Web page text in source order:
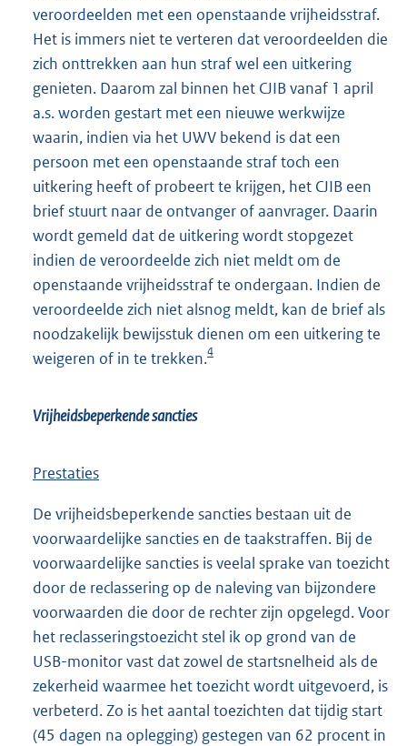
veroordeelden met een openstaande vrijheidsstraf.
Het is immers niet te verteren dat veroordeelden die
zich onttrekken aan hun straf wel een uitkering
genieten. Daarom zal binnen het CJIB vanaf 1 april
a.s. worden gestart met een nieuwe werkwijze
waarin, indien via het UWV bekend is dat een
persoon met een openstaande straf toch een
uitkering heeft of probeert te krijgen, het CJIB een
brief stuurt naar de ontvanger of aanvrager. Daarin
wordt gemeld dat de uitkering wordt stopgezet
indien de veroordeelde zich niet meldt om de
openstaande vrijheidsstraf te ondergaan. Indien de
veroordeelde zich niet alsnog meldt, kan de brief als
noodzakelijk bewijsstuk dienen om een uitkering te
weigeren of in te trekken.4
Vrijheidsbeperkende sancties
Prestaties
De vrijheidsbeperkende sancties bestaan uit de
voorwaardelijke sancties en de taakstraffen. Bij de
voorwaardelijke sancties is veelal sprake van toezicht
door de reclassering op de naleving van bijzondere
voorwaarden die door de rechter zijn opgelegd. Voor
het reclasseringstoezicht stel ik op grond van de
USB-monitor vast dat zowel de startsnelheid als de
zekerheid waarmee het toezicht wordt uitgevoerd, is
verbeterd. Zo is het aantal toezichten dat tijdig start
(45 dagen na oplegging) gestegen van 62 procent in